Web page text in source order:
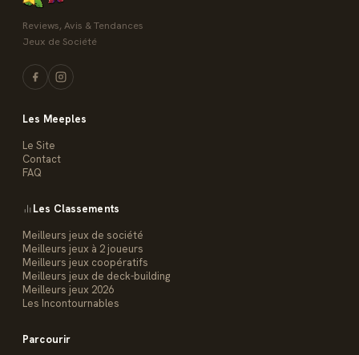
Reviews, Avis & Tendances
Jeux de Société
Les Meeples
Le Site
Contact
FAQ
Les Classements
Meilleurs jeux de société
Meilleurs jeux à 2 joueurs
Meilleurs jeux coopératifs
Meilleurs jeux de deck-building
Meilleurs jeux 2026
Les Incontournables
Parcourir